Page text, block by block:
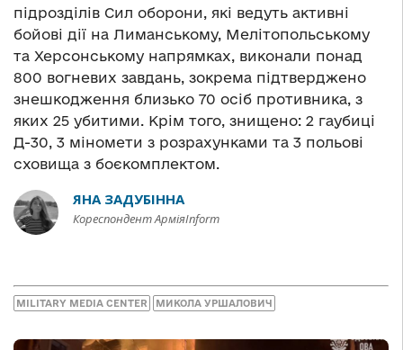
підрозділів Сил оборони, які ведуть активні
бойові дії на Лиманському, Мелітопольському
та Херсонському напрямках, виконали понад
800 вогневих завдань, зокрема підтверджено
знешкодження близько 70 осіб противника, з
яких 25 убитими. Крім того, знищено: 2 гаубиці
Д-30, 3 міномети з розрахунками та 3 польові
сховища з боєкомплектом.
ЯНА ЗАДУБІННА
Кореспондент АрміяInform
MILITARY MEDIA CENTER МИКОЛА УРШАЛОВИЧ